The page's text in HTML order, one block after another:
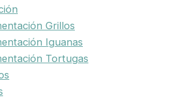
Grillos
Iguanas
Tortugas